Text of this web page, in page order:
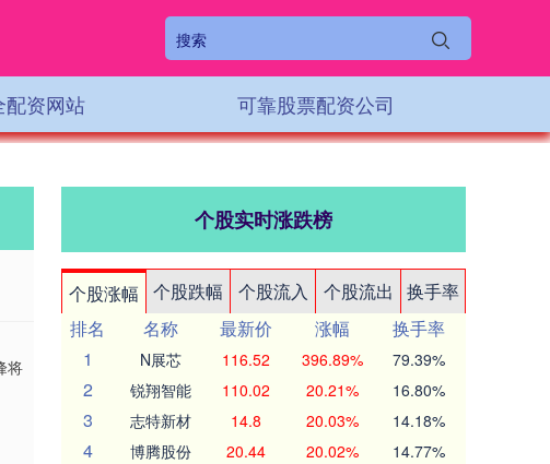
配资网站 可靠股票配资公司
将
个股实时涨跌榜
个股涨幅 个股跌幅 个股流入 个股流出
换手率
排名
名称 最新价 涨幅
换手率
1
N展芯 116.52 396.89% 79.39%
2 锐翔智能 110.02 20.21% 16.80%
3 志特新材 14.8 20.03% 14.18%
4 博腾股份 20.44 20.02% 14.77%